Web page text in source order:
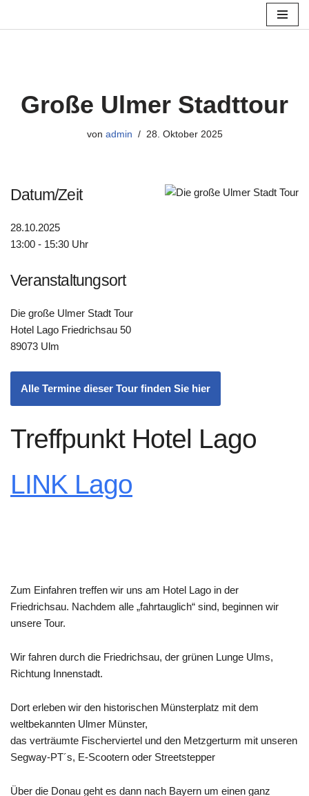
Große Ulmer Stadttour
von admin 28. Oktober 2025
Datum/Zeit
28.10.2025
13:00 - 15:30 Uhr
Veranstaltungsort
Die große Ulmer Stadt Tour
Hotel Lago Friedrichsau 50
89073 Ulm
Alle Termine dieser Tour finden Sie hier
Treffpunkt Hotel Lago
LINK Lago
Zum Einfahren treffen wir uns am Hotel Lago in der
Friedrichsau. Nachdem alle „fahrtauglich“ sind, beginnen wir
unsere Tour.
Wir fahren durch die Friedrichsau, der grünen Lunge Ulms,
Richtung Innenstadt.
Dort erleben wir den historischen Münsterplatz mit dem
weltbekannten Ulmer Münster,
das verträumte Fischerviertel und den Metzgerturm mit unseren
Segway-PT´s, E-Scootern oder Streetstepper
Über die Donau geht es dann nach Bayern um einen ganz